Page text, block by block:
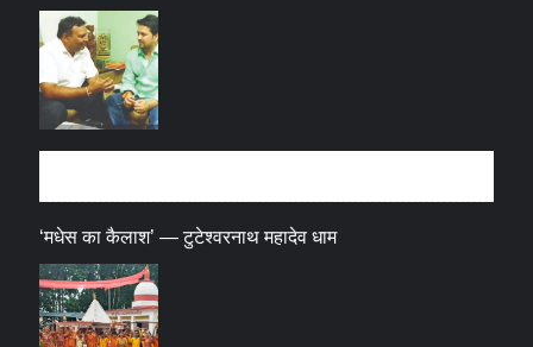
‘मधेस का कैलाश’ — टुटेश्वरनाथ महादेव धाम